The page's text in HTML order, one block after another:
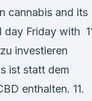
cannabis and its
Friday with
investieren
ist statt dem
enthalten. 11.